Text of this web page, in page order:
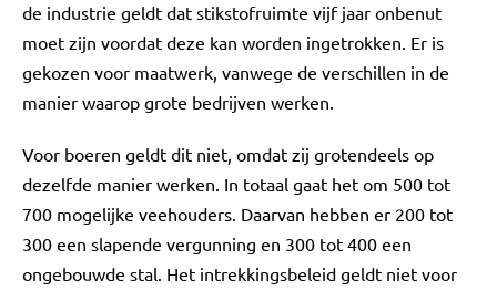
de industrie geldt dat stikstofruimte vijf jaar onbenut
moet zijn voordat deze kan worden ingetrokken. Er is
gekozen voor maatwerk, vanwege de verschillen in de
manier waarop grote bedrijven werken.
Voor boeren geldt dit niet, omdat zij grotendeels op
dezelfde manier werken. In totaal gaat het om 500 tot
700 mogelijke veehouders. Daarvan hebben er 200 tot
300 een slapende vergunning en 300 tot 400 een
ongebouwde stal. Het intrekkingsbeleid geldt niet voor